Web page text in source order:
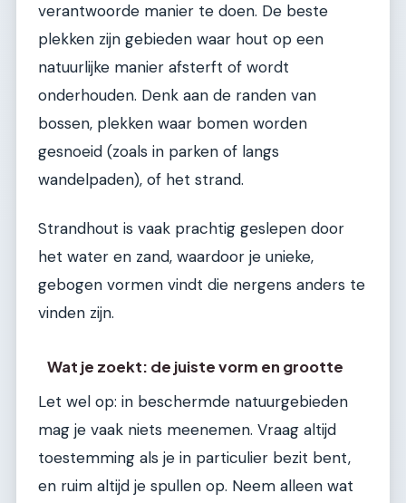
verantwoorde manier te doen. De beste
plekken zijn gebieden waar hout op een
natuurlijke manier afsterft of wordt
onderhouden. Denk aan de randen van
bossen, plekken waar bomen worden
gesnoeid (zoals in parken of langs
wandelpaden), of het strand.
Strandhout is vaak prachtig geslepen door
het water en zand, waardoor je unieke,
gebogen vormen vindt die nergens anders te
vinden zijn.
Wat je zoekt: de juiste vorm en grootte
Let wel op: in beschermde natuurgebieden
mag je vaak niets meenemen. Vraag altijd
toestemming als je in particulier bezit bent,
en ruim altijd je spullen op. Neem alleen wat